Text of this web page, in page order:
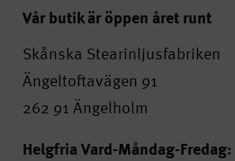
Vår butik är öppen året runt
Skånska Stearinljusfabriken
Ängeltoftavägen 91
262 91 Ängelholm
Helgfria Vard-Måndag-Fredag: